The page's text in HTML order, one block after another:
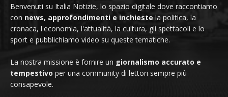
Benvenuti su Italia Notizie, lo spazio digitale dove raccontiamo
con news, approfondimenti e inchieste la politica, la
cronaca, l'economia, l'attualità, la cultura, gli spettacoli e lo
sport e pubblichiamo video su queste tematiche.
La nostra missione è fornire un giornalismo accurato e
tempestivo per una community di lettori sempre più
consapevole.